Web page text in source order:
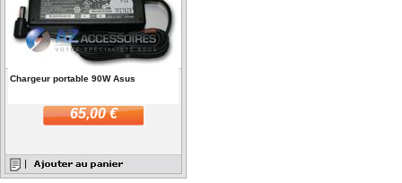
Chargeur portable 90W Asus
65,00 €